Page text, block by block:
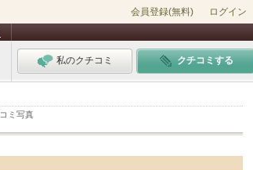
ミ写真
会員登録(無料) ログイン
私のクチコミ クチコミする